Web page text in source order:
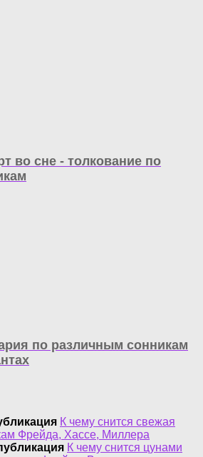
во сне - толкование по
по различным сонникам
К чему снится свежая
Фрейда, Хассе, Миллера
К чему снится цунами